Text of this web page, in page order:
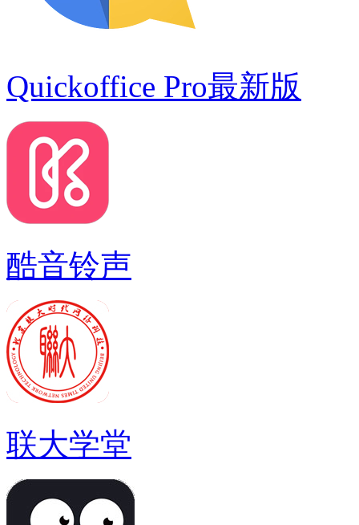
Quickoffice Pro最新版
酷音铃声
联大学堂